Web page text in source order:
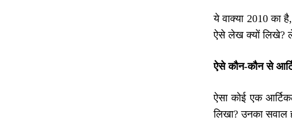
ये वाक्या 2010 का
ऐसे लेख क्यों लिखे?
ऐसे कौन-कौन से
ऐसा कोई एक
लिखा? उनका सवाल